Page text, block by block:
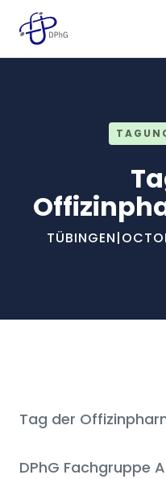
TÜBINGEN|
Tag der
DPhG Fachgruppe